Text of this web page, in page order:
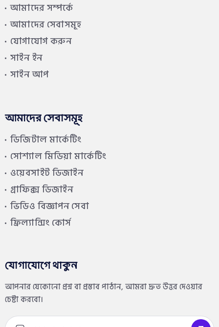
আমাদের সম্পর্কে
আমাদের সেবাসমূহ
যোগাযোগ করুন
সাইন ইন
সাইন আপ
আমাদের সেবাসমূহ
ডিজিটাল মার্কেটিং
সোশ্যাল মিডিয়া মার্কেটিং
ওয়েবসাইট ডিজাইন
গ্রাফিক্স ডিজাইন
ভিডিও বিজ্ঞাপন সেবা
ফ্রিল্যান্সিং কোর্স
যোগাযোগে থাকুন
আপনার যেকোনো প্রশ্ন বা প্রস্তাব পাঠান, আমরা দ্রুত উত্তর দেওয়ার
চেষ্টা করবো।